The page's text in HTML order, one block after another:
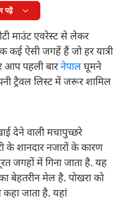
पढ़ें
माउंट एवरेस्ट से लेकर
कई ऐसी जगहें हैं जो हर यात्री
आप पहली बारनेपालघूमने
ट्रैवल लिस्ट में जरूर शामिल
देने वाली मचापुच्छरे
शानदार नजारों के कारण
जगहों में गिना जाता है. यह
बेहतरीन मेल है. पोखरा को
कहा जाता है. यहां